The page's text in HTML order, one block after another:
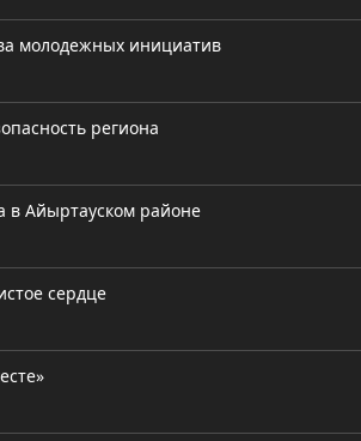
молодежных инициатив
региона
в Айыртауском районе
сердце